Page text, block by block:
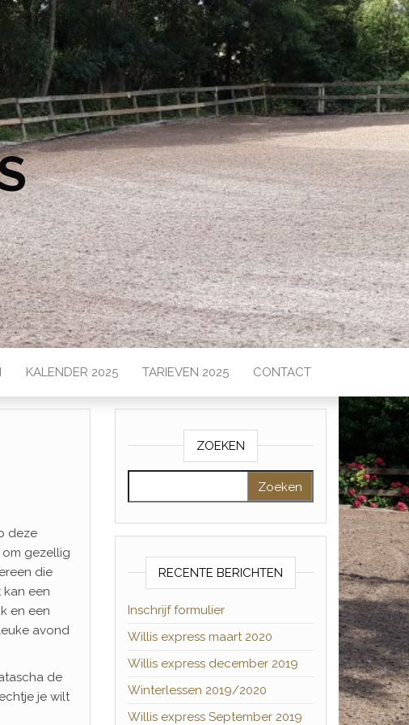
KALENDER 2025 TARIEVEN 2025 CONTACT
deze
gezellig
die
een
en een
avond
de
je wilt
ZOEKEN
RECENTE BERICHTEN
Inschrijf formulier
Willis express maart 2020
Willis express december 2019
Winterlessen 2019/2020
Willis express September 2019